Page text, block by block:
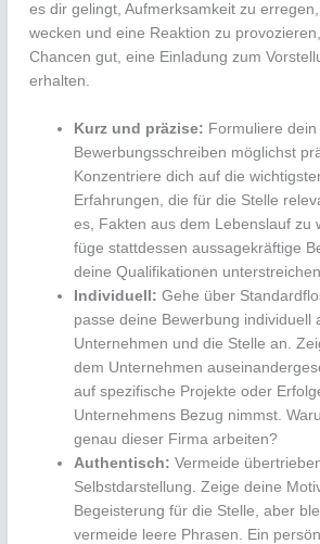
es dir gelingt, Aufmerksamkeit zu
wecken und eine Reaktion zu
Chancen gut, eine Einladung zum
erhalten.
Kurz und präzise: Formuliere dein
Bewerbungsschreiben möglichst
Konzentriere dich auf die
Erfahrungen, die für die Stelle
es, Fakten aus dem Lebenslauf zu
füge stattdessen aussagekräftige
deine Qualifikationen unterstreichen.
Individuell: Gehe über
passe deine Bewerbung individuell
Unternehmen und die Stelle an.
dem Unternehmen
auf spezifische Projekte oder
Unternehmens Bezug nimmst.
genau dieser Firma arbeiten?
Authentisch: Vermeide
Selbstdarstellung. Zeige deine
Begeisterung für die Stelle, aber
vermeide leere Phrasen. Ein